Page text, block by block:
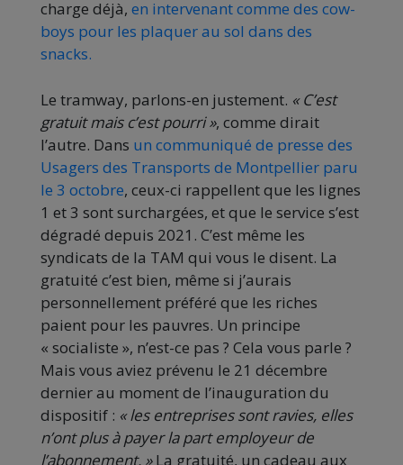
charge déjà, en intervenant comme des cow-
boys pour les plaquer au sol dans des
snacks.
Le tramway, parlons-en justement. « C’est
gratuit mais c’est pourri », comme dirait
l’autre. Dans un communiqué de presse des
Usagers des Transports de Montpellier paru
le 3 octobre, ceux-ci rappellent que les lignes
1 et 3 sont surchargées, et que le service s’est
dégradé depuis 2021. C’est même les
syndicats de la TAM qui vous le disent. La
gratuité c’est bien, même si j’aurais
personnellement préféré que les riches
paient pour les pauvres. Un principe
« socialiste », n’est-ce pas ? Cela vous parle ?
Mais vous aviez prévenu le 21 décembre
dernier au moment de l’inauguration du
dispositif : « les entreprises sont ravies, elles
n’ont plus à payer la part employeur de
l’abonnement. »La gratuité, un cadeau aux